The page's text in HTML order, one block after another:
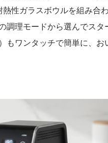
性ガラスボウルを組み合
理モードから選んでス
ワンタッチで簡単に、お